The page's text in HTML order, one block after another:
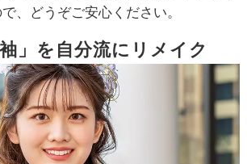
、どうぞご安心ください。
袖」を自分流にリメイク